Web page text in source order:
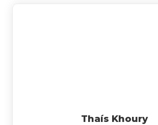
Thaís Khoury